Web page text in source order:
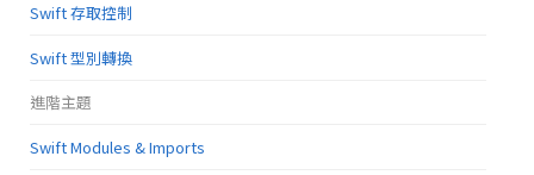
Swift 存取控制
Swift 型別轉換
進階主題
Swift Modules & Imports